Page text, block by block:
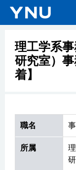
理工学系
研究室）
着】
職名
所属